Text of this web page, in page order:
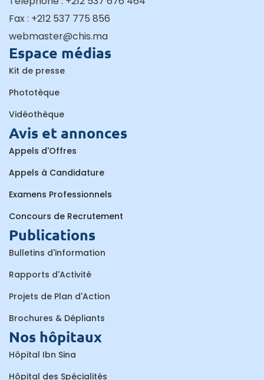
Fax : +212 537 775 856
webmaster@chis.ma
Espace médias
Kit de presse
Phototèque
Vidéothèque
Avis et annonces
Appels d'Offres
Appels à Candidature
Examens Professionnels
Concours de Recrutement
Publications
Bulletins d'information
Rapports d'Activité
Projets de Plan d'Action
Brochures & Dépliants
Nos hôpitaux
Hôpital Ibn Sina
Hôpital des Spécialités